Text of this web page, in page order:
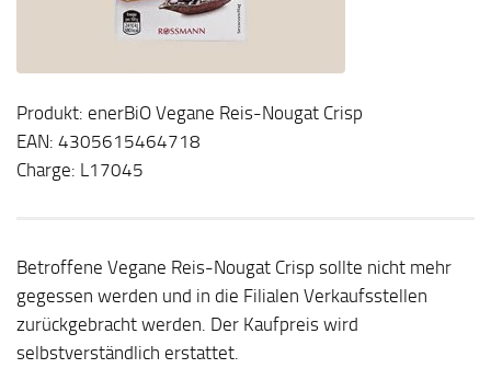
Produkt: enerBiO Vegane Reis-Nougat Crisp
EAN: 4305615464718
Charge: L17045
Betroffene Vegane Reis-Nougat Crisp sollte nicht mehr
gegessen werden und in die Filialen Verkaufsstellen
zurückgebracht werden. Der Kaufpreis wird
selbstverständlich erstattet.